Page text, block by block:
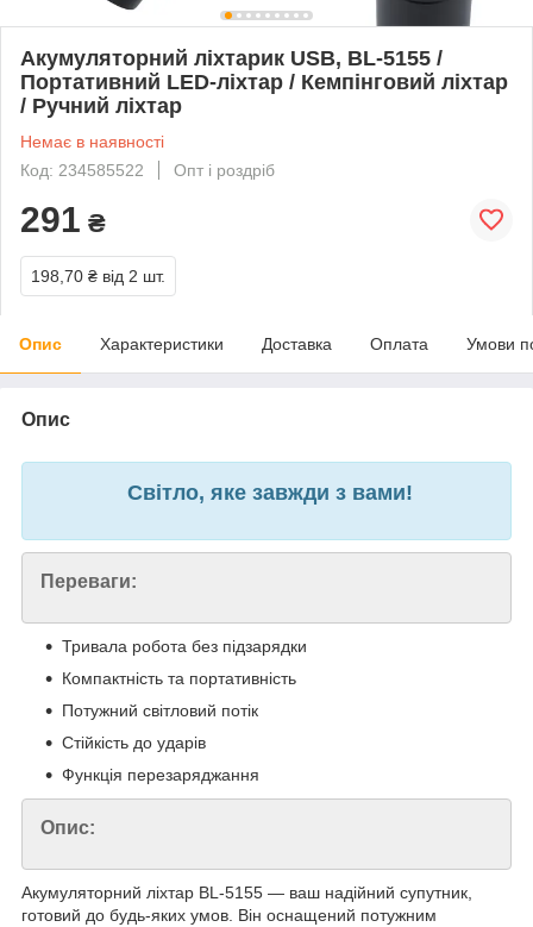
Акумуляторний ліхтарик USB, BL-5155 /
Портативний LED-ліхтар / Кемпінговий ліхтар
/ Ручний ліхтар
Немає в наявності
Код: 234585522
Опт і роздріб
291 ₴
198,70 ₴ від 2 шт.
Опис Характеристики Доставка Оплата Умови
Опис
Світло, яке завжди з вами!
Переваги:
Тривала робота без підзарядки
Компактність та портативність
Потужний світловий потік
Стійкість до ударів
Функція перезаряджання
Опис:
Акумуляторний ліхтар BL-5155 — ваш надійний супутник,
готовий до будь-яких умов. Він оснащений потужним